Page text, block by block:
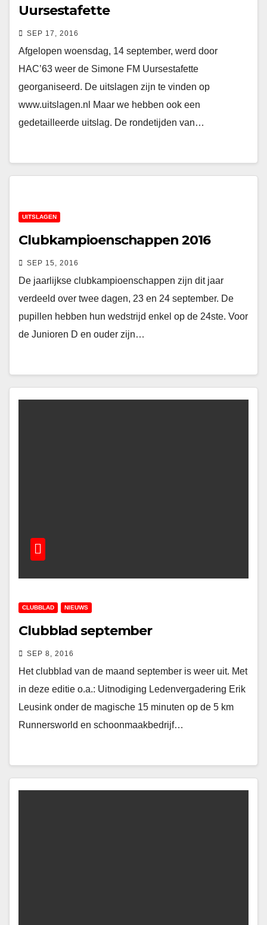
Uursestafette
SEP 17, 2016
Afgelopen woensdag, 14 september, werd door
HAC’63 weer de Simone FM Uursestafette
georganiseerd. De uitslagen zijn te vinden op
www.uitslagen.nl Maar we hebben ook een
gedetailleerde uitslag. De rondetijden van…
UITSLAGEN
Clubkampioenschappen 2016
SEP 15, 2016
De jaarlijkse clubkampioenschappen zijn dit jaar
verdeeld over twee dagen, 23 en 24 september. De
pupillen hebben hun wedstrijd enkel op de 24ste. Voor
de Junioren D en ouder zijn…
CLUBBLAD NIEUWS
Clubblad september
SEP 8, 2016
Het clubblad van de maand september is weer uit. Met
in deze editie o.a.: Uitnodiging Ledenvergadering Erik
Leusink onder de magische 15 minuten op de 5 km
Runnersworld en schoonmaakbedrijf…